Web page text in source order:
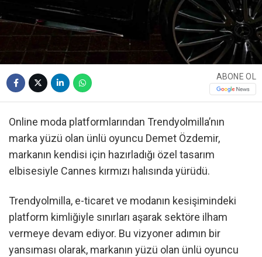
ABONE OL
Online moda platformlarından Trendyolmilla’nın
marka yüzü olan ünlü oyuncu Demet Özdemir,
markanın kendisi için hazırladığı özel tasarım
elbisesiyle Cannes kırmızı halısında yürüdü.
Trendyolmilla, e-ticaret ve modanın kesişimindeki
platform kimliğiyle sınırları aşarak sektöre ilham
vermeye devam ediyor. Bu vizyoner adımın bir
yansıması olarak, markanın yüzü olan ünlü oyuncu